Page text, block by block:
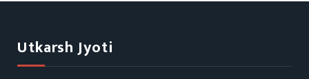
Utkarsh Jyoti